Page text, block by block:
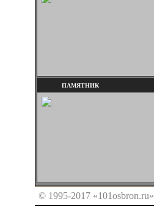
ПАМЯТНИК
© 1995-2017 «101osbron.ru»